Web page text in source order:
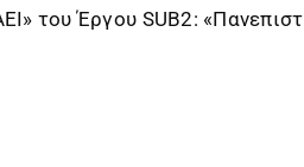
του Έργου SUB2: